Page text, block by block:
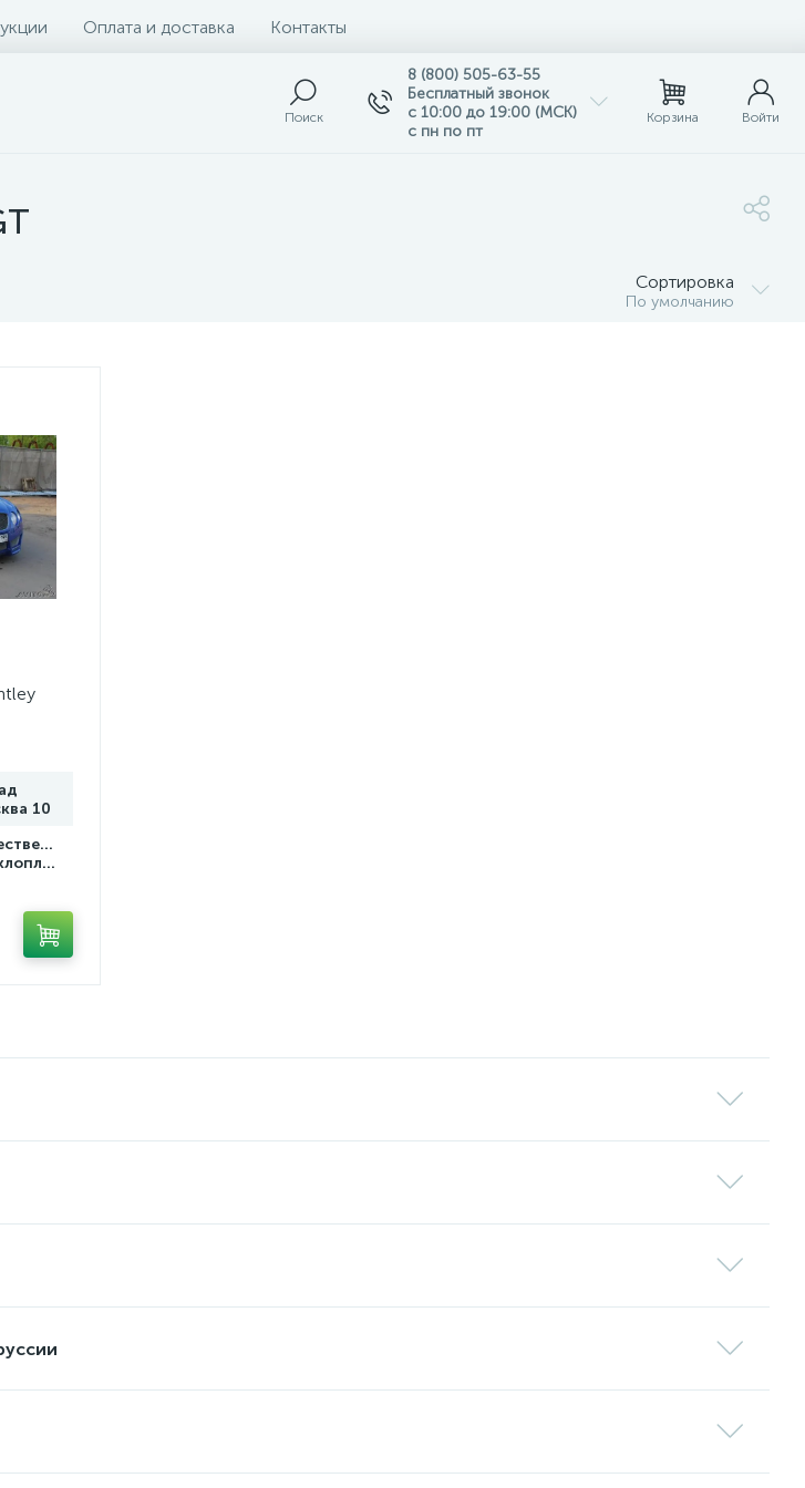
Оплата и доставка Контакты
Поиск
8 (800) 505-63-55
Бесплатный звонок
с 10:00 до 19:00 (МСК)
с пн по пт
Корзина Войти
Сортировка
По умолчанию
10
стеклопластик